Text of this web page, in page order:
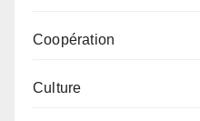
Coopération
Culture